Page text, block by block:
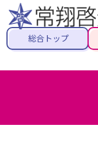
総合トップ